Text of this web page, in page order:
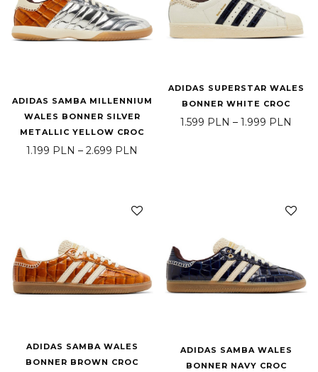
ADIDAS SAMBA MILLENNIUM
WALES BONNER SILVER
METALLIC YELLOW CROC
1.199 PLN – 2.699 PLN
ADIDAS SUPERSTAR WALES
BONNER WHITE CROC
1.599 PLN – 1.999 PLN
ADIDAS SAMBA WALES
BONNER BROWN CROC
ADIDAS SAMBA WALES
BONNER NAVY CROC